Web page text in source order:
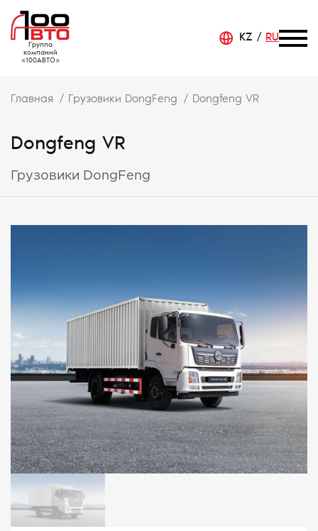
Группа
компаний
«100АВТО»
KZ RU
Главная Грузовики DongFeng Dongfeng VR
Dongfeng VR
Грузовики DongFeng